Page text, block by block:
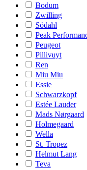
Bodum
Zwilling
Södahl
Peak
Peugeot
Pillivuyt
Ren
Miu Miu
Essie
Schwarzkopf
Estée Lauder
Mads Nørgaard
Holmegaard
Wella
St. Tropez
Helmut Lang
Teva